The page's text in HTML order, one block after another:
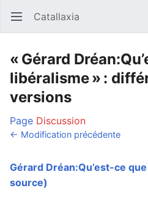
Ouvrir le menu principal Catallaxia
« Gérard
libéralisme » :
versions
Page Discussion
← Modification précédente
Gérard Dréan:Qu’est-ce
source)